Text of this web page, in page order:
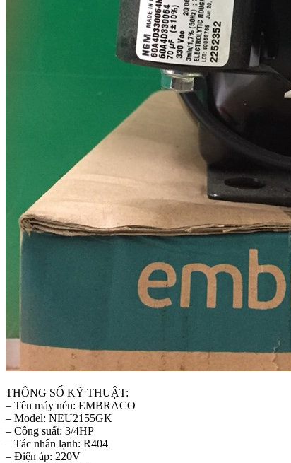
THÔNG SỐ KỸ THUẬT:
– Tên máy nén: EMBRACO
– Model: NEU2155GK
– Công suất: 3/4HP
– Tác nhân lạnh: R404
– Điện áp: 220V